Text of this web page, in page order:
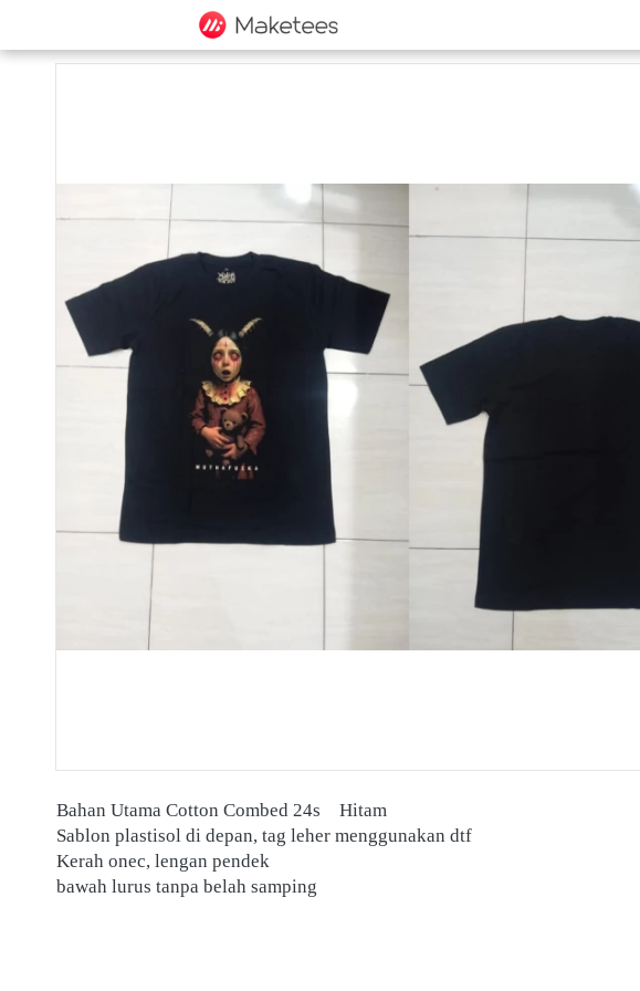
Bahan Utama Cotton Combed 24s	Hitam
Sablon plastisol di depan, tag leher menggunakan dtf
Kerah onec, lengan pendek
bawah lurus tanpa belah samping